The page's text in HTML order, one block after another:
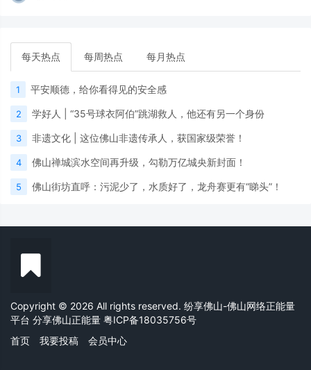
每天热点 每周热点 每月热点
1 平安顺德，给你看得见的安全感
2 学好人 | “35号球衣阿伯”跳湖救人，他还有另一个身份
3 非遗文化 | 这位佛山非遗传承人，获国家级荣誉！
4 佛山禅城滨水空间再升级，勾勒万亿城央新封面！
5 佛山街坊直呼：污泥少了，水质好了，龙舟赛更有“睇头”！
Copyright © 2026 All rights reserved. 纷享佛山-佛山网络正能量
平台 分享佛山正能量 粤ICP备18035756号
首页
我要投稿 会员中心